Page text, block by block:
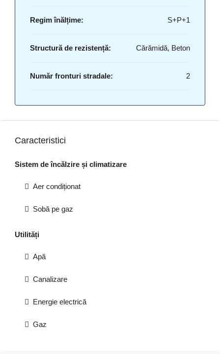
Regim înălțime: S+P+1
Structură de rezistență: Cărămidă, Beton
Număr fronturi stradale: 2
Caracteristici
Sistem de încălzire și climatizare
Aer condiționat
Sobă pe gaz
Utilități
Apă
Canalizare
Energie electrică
Gaz